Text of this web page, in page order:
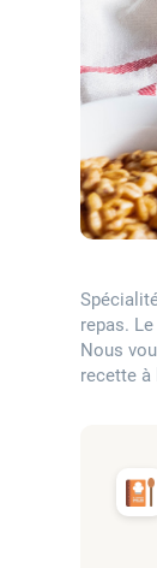
repas.
Nous
recette à